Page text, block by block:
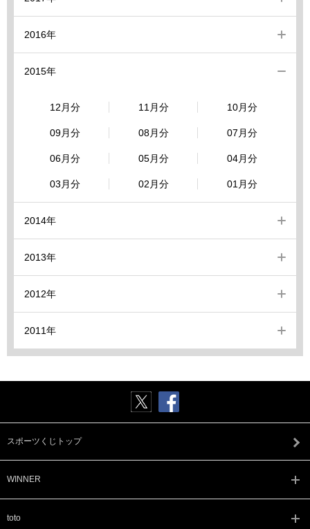
2016年
2015年
12月分 11月分 10月分
09月分 08月分 07月分
06月分 05月分 04月分
03月分 02月分 01月分
2014年
2013年
2012年
2011年
スポーツくじトップ
WINNER
toto